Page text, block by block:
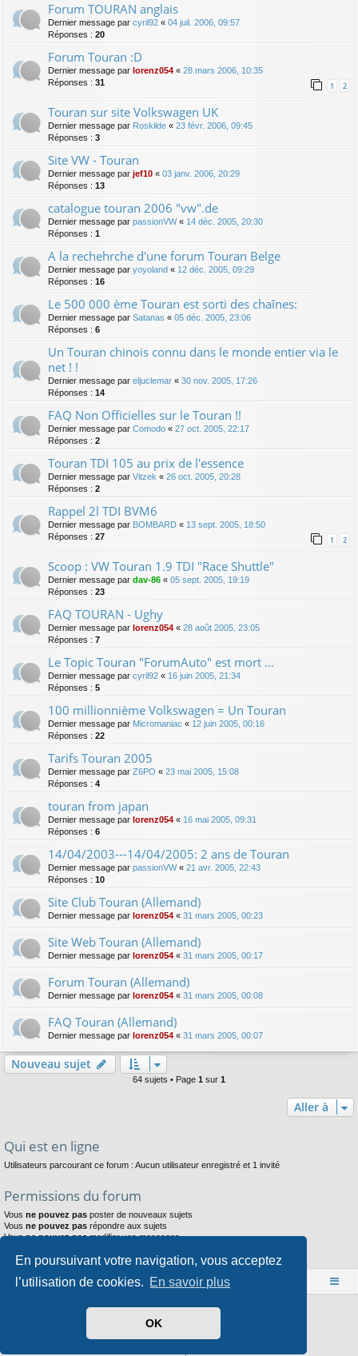
En poursuivant votre navigation, vous acceptez
l’utilisation de cookies. En savoir plus
OK
Forum TOURAN anglais
Dernier message par cyril92 « 04 juil. 2006, 09:57
Réponses : 20
Forum Touran :D
Dernier message par lorenz054 « 28 mars 2006, 10:35
Réponses : 31 1 2
Touran sur site Volkswagen UK
Dernier message par Roskilde « 23 févr. 2006, 09:45
Réponses : 3
Site VW - Touran
Dernier message par jef10 « 03 janv. 2006, 20:29
Réponses : 13
catalogue touran 2006 "vw".de
Dernier message par passionVW« 14 déc. 2005, 20:30
Réponses : 1
A la rechehrche d'une forum Touran Belge
Dernier message par yoyoland « 12 déc. 2005, 09:29
Réponses : 16
Le 500 000 ème Touran est sorti des chaînes:
Dernier message par Satanas « 05 déc. 2005, 23:06
Réponses : 6
Un Touran chinois connu dans le monde entier via le
net ! !
Dernier message par eljuclemar « 30 nov. 2005, 17:26
Réponses : 14
FAQ Non Officielles sur le Touran !!
Dernier message par Comodo « 27 oct. 2005, 22:17
Réponses : 2
Touran TDI 105 au prix de l'essence
Dernier message par Vitzek « 26 oct. 2005, 20:28
Réponses : 2
Rappel 2l TDI BVM6
Dernier message par BOMBARD « 13 sept. 2005, 18:50
Réponses : 27 1 2
Scoop : VW Touran 1.9 TDI "Race Shuttle"
Dernier message par dav-86 « 05 sept. 2005, 19:19
Réponses : 23
FAQ TOURAN - Ughy
Dernier message par lorenz054 « 28 août 2005, 23:05
Réponses : 7
Le Topic Touran "ForumAuto" est mort ...
Dernier message par cyril92 « 16 juin 2005, 21:34
Réponses : 5
100 millionnième Volkswagen = Un Touran
Dernier message par Micromaniac « 12 juin 2005, 00:16
Réponses : 22
Tarifs Touran 2005
Dernier message par Z6PO « 23 mai 2005, 15:08
Réponses : 4
touran from japan
Dernier message par lorenz054 « 16 mai 2005, 09:31
Réponses : 6
14/04/2003---14/04/2005: 2 ans de Touran
Dernier message par passionVW« 21 avr. 2005, 22:43
Réponses : 10
Site Club Touran (Allemand)
Dernier message par lorenz054 « 31 mars 2005, 00:23
Site Web Touran (Allemand)
Dernier message par lorenz054 « 31 mars 2005, 00:17
Forum Touran (Allemand)
Dernier message par lorenz054 « 31 mars 2005, 00:08
FAQ Touran (Allemand)
Dernier message par lorenz054 « 31 mars 2005, 00:07
Nouveau sujet
64 sujets • Page 1 sur 1
Aller à
Qui est en ligne
Utilisateurs parcourant ce forum : Aucun utilisateur enregistré et 1 invité
Permissions du forum
Vous ne pouvez pas poster de nouveaux sujets
Vous ne pouvez pas répondre aux sujets
Vousne pouvez pasmodifier vos messages
Vousne pouvez pasjoindre des fichiers
Accueil Index du forum
Développé parphpBB® Forum Software © phpBB Limited
Arty- phpBB 3.3 par MrGaby
phpBB-fr.com